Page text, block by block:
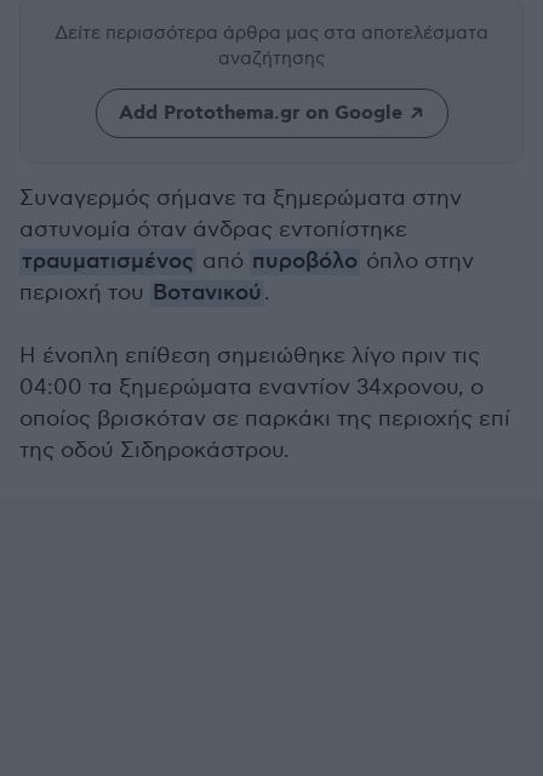
Δείτε περισσότερα άρθρα μας στα αποτελέσματα
αναζήτησης
Add Protothema.gr on Google
Συναγερμός σήμανε τα ξημερώματα στην
αστυνομία όταν άνδρας εντοπίστηκε
τραυματισμένος από πυροβόλο όπλο στην
περιοχή του Βοτανικού .
Η ένοπλη επίθεση σημειώθηκε λίγο πριν τις
04:00 τα ξημερώματα εναντίον 34χρονου, ο
οποίος βρισκόταν σε παρκάκι της περιοχής επί
της οδού Σιδηροκάστρου.